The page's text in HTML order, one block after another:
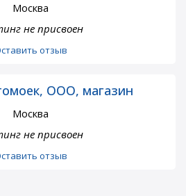
Москва
не присвоен
отзыв
ООО, магазин
Москва
не присвоен
отзыв